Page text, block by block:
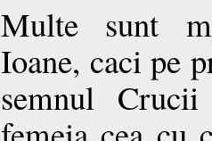
Multe sunt
Ioane, caci pe
semnul